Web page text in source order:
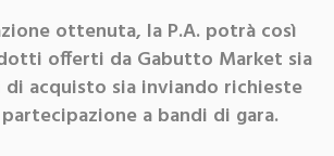
ottenuta, la P.A. potrà così
offerti da Gabutto Market sia
acquisto sia inviando richieste
a bandi di gara.